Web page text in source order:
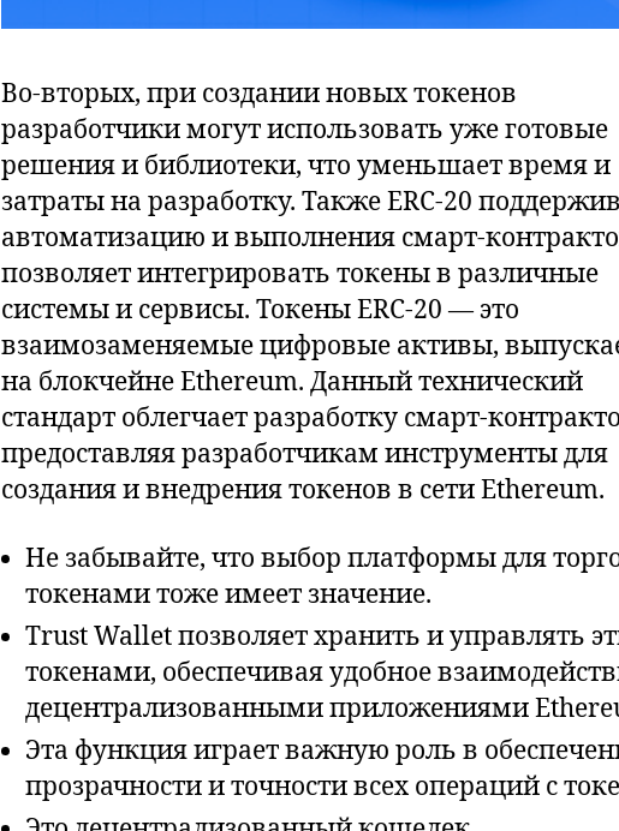
Во-вторых, при создании новых токенов
разработчики могут использовать уже готовые
решения и библиотеки, что уменьшает время и
затраты на разработку. Также ERC-20
автоматизацию и выполнения смарт-
позволяет интегрировать токены в различные
системы и сервисы. Токены ERC-20 — это
взаимозаменяемые цифровые активы,
на блокчейне Ethereum. Данный технический
стандарт облегчает разработку смарт-
предоставляя разработчикам инструменты для
создания и внедрения токенов в сети Ethereum.
Не забывайте, что выбор платформы для
токенами тоже имеет значение.
Trust Wallet позволяет хранить и управлять
токенами, обеспечивая удобное
децентрализованными приложениями
Эта функция играет важную роль в
прозрачности и точности всех операций с